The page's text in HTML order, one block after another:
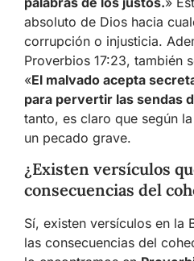
absoluto de Dios hacia
corrupción o injusticia.
Proverbios 17:23, también
«El malvado acepta
para pervertir las sendas
tanto, es claro que según
un pecado grave.
¿Existen versículos
consecuencias del
Sí, existen versículos en la
las consecuencias del